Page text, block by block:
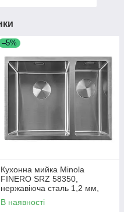
–5%
Кухонна мийка Minola
FINERO SRZ 58350,
нержавіюча сталь 1,2 мм,
півторачашева, врізна/під
стільницю
В наявності